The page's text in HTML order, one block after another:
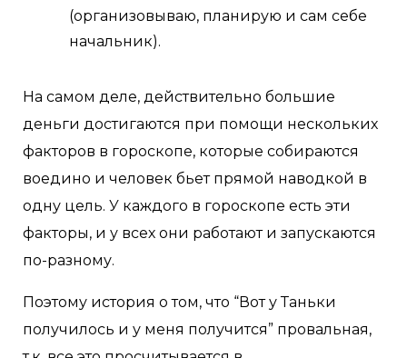
(организовываю, планирую и сам себе
начальник).
На самом деле, действительно большие
деньги достигаются при помощи нескольких
факторов в гороскопе, которые собираются
воедино и человек бьет прямой наводкой в
одну цель. У каждого в гороскопе есть эти
факторы, и у всех они работают и запускаются
по-разному.
Поэтому история о том, что “Вот у Таньки
получилось и у меня получится” провальная,